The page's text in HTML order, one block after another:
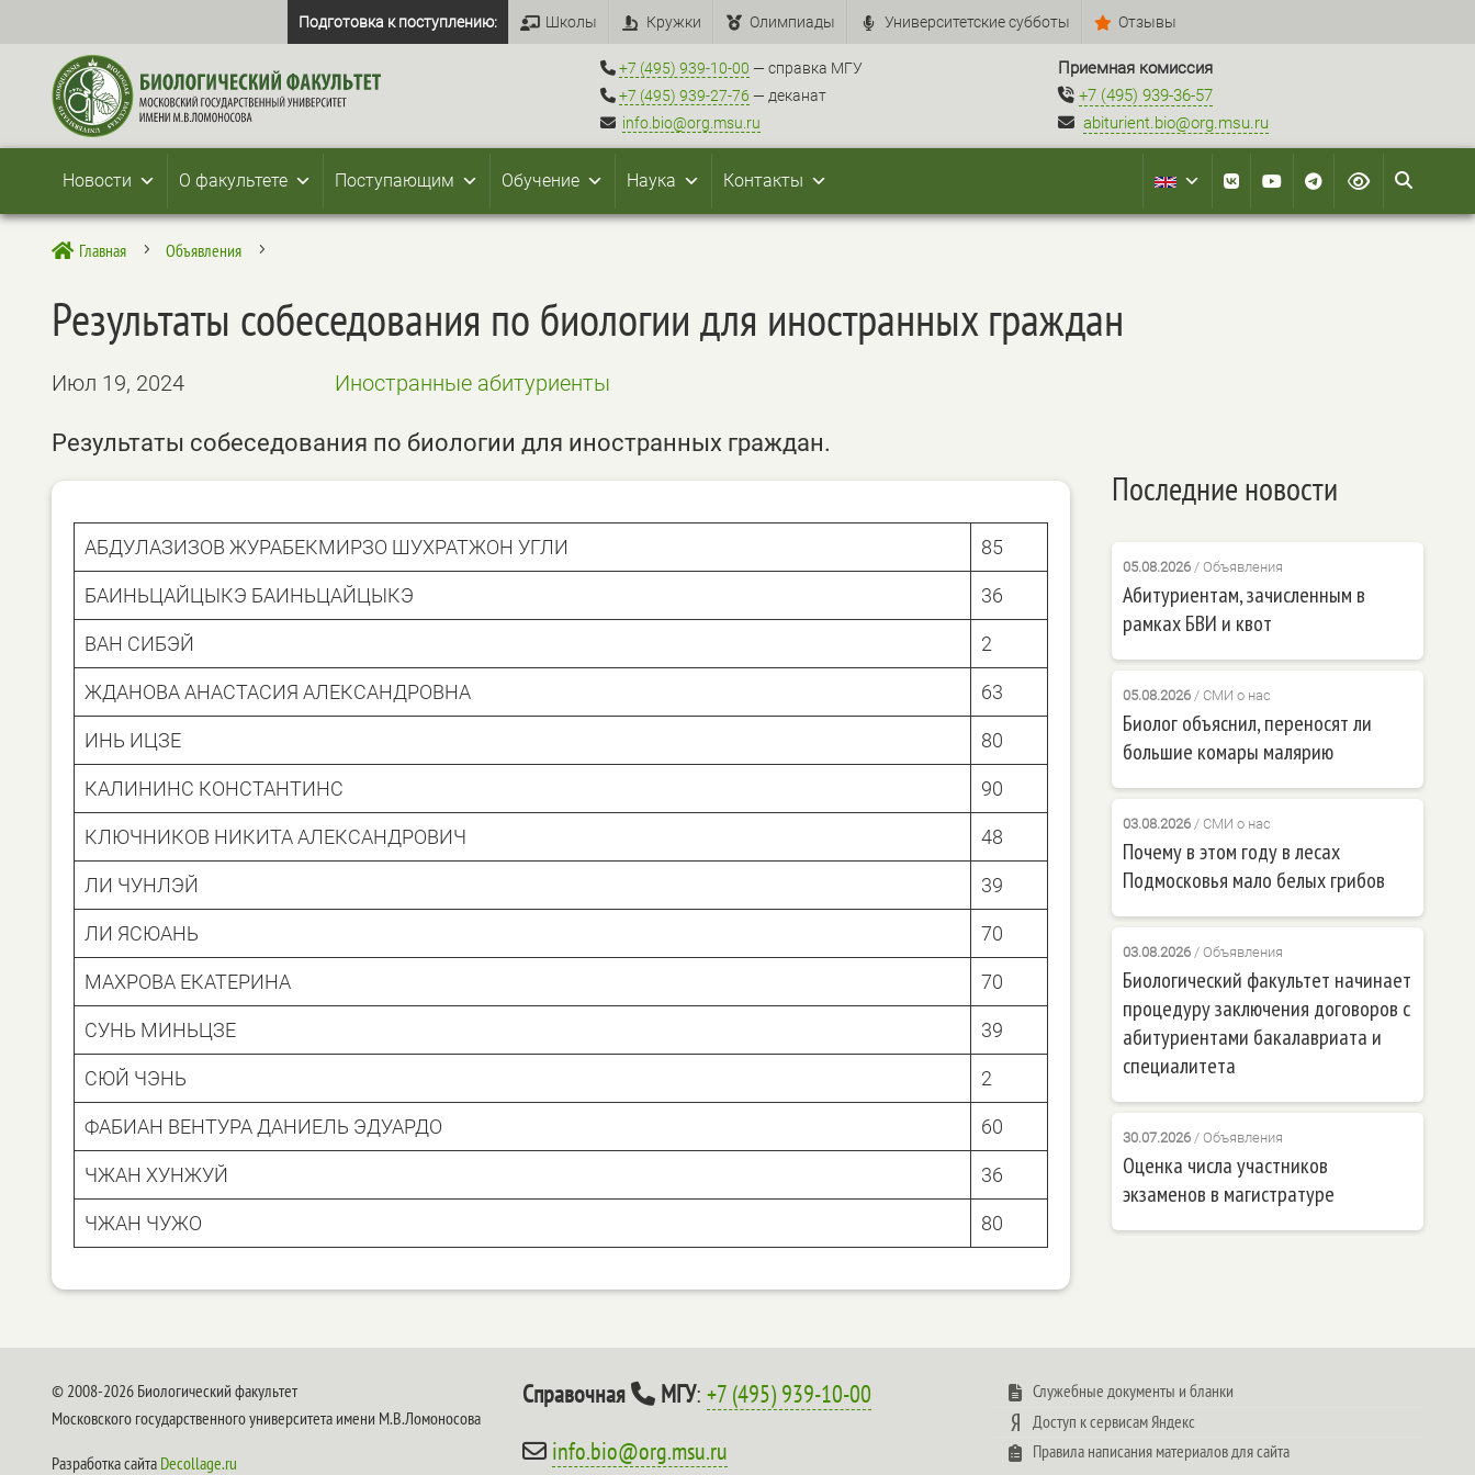
Подготовка к поступлению: Школы Кружки Олимпиады Университетские субботы Отзывы
+7 (495) 939-10-00 — справка МГУ
+7 (495) 939-27-76 — деканат
info.bio@org.msu.ru
Приемная комиссия
+7 (495) 939-36-57
abiturient.bio@org.msu.ru
Новости О факультете Поступающим Обучение Наука Контакты
 Главная 5 Объявления 5
Результаты собеседования по биологии для иностранных граждан
Июл 19, 2024 Иностранные абитуриенты
Результаты собеседования по биологии для иностранных граждан.
АБДУЛАЗИЗОВ ЖУРАБЕКМИРЗО ШУХРАТЖОН УГЛИ 85
БАИНЬЦАЙЦЫКЭ БАИНЬЦАЙЦЫКЭ 36
ВАН СИБЭЙ 2
ЖДАНОВА АНАСТАСИЯ АЛЕКСАНДРОВНА 63
ИНЬ ИЦЗЕ 80
КАЛИНИНС КОНСТАНТИНС 90
КЛЮЧНИКОВ НИКИТА АЛЕКСАНДРОВИЧ 48
ЛИ ЧУНЛЭЙ 39
ЛИ ЯСЮАНЬ 70
МАХРОВА ЕКАТЕРИНА 70
СУНЬ МИНЬЦЗЕ 39
СЮЙ ЧЭНЬ 2
ФАБИАН ВЕНТУРА ДАНИЕЛЬ ЭДУАРДО 60
ЧЖАН ХУНЖУЙ 36
ЧЖАН ЧУЖО 80
Последние новости
05.08.2026/ Объявления
Абитуриентам, зачисленным в
рамках БВИ и квот
05.08.2026/ СМИ о нас
Биолог объяснил, переносят ли
большие комары малярию
03.08.2026/ СМИ о нас
Почему в этом году в лесах
Подмосковья мало белых грибов
03.08.2026/ Объявления
Биологический факультет начинает
процедуру заключения договоров с
абитуриентами бакалавриата и
специалитета
30.07.2026/ Объявления
Оценка числа участников
экзаменов в магистратуре
© 2008-2026 Биологический факультет
Московского государственного университета имени М.В.Ломоносова
Разработка сайта Decollage.ru
Справочная МГУ:+7 (495) 939-10-00
info.bio@org.msu.ru
Служебные документы и бланки
Доступ к сервисам Яндекс
Правила написания материалов для сайта